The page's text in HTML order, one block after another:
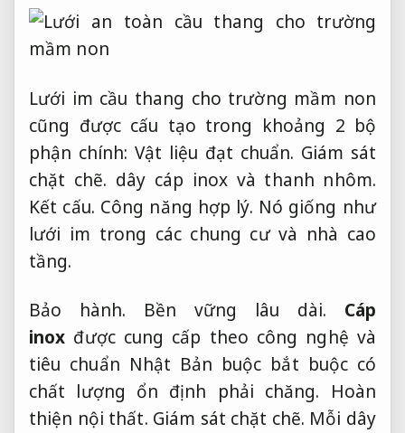
Lưới im cầu thang cho trường mầm non
cũng được cấu tạo trong khoảng 2 bộ
phận chính:Vật liệu đạt chuẩn. Giám sát
chặt chẽ. dây cáp inox và thanh nhôm.
Kết cấu. Công năng hợp lý. Nó giống như
lưới im trong các chung cư và nhà cao
tầng.
Bảo hành. Bền vững lâu dài.
Cáp
inox được cung cấp theo công nghệ và
tiêu chuẩn Nhật Bản buộc bắt buộc có
chất lượng ổn định phải chăng. Hoàn
thiện nội thất. Giám sát chặt chẽ. Mỗi dây